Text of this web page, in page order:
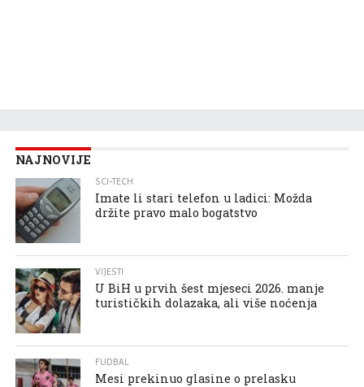
NAJNOVIJE
SCI-TECH
Imate li stari telefon u ladici: Možda
držite pravo malo bogatstvo
VIJESTI
U BiH u prvih šest mjeseci 2026. manje
turističkih dolazaka, ali više noćenja
FUDBAL
Mesi prekinuo glasine o prelasku